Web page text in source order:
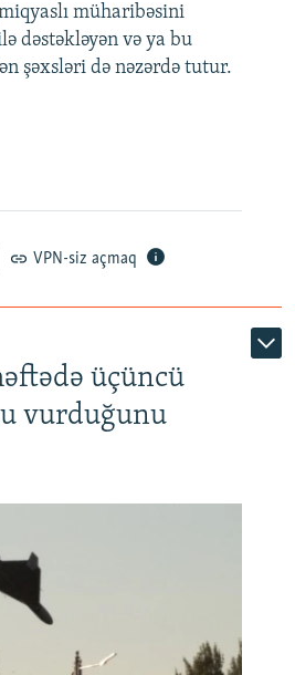
müharibəsini
dəstəkləyən və ya bu
şəxsləri də nəzərdə tutur.
VPN-siz açmaq
üçüncü
vurduğunu